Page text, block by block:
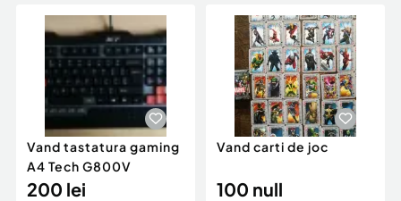
Servicii
Animale de companie
Afaceri și echipamente profesionale
Inchiriere Bunuri si Vehicule
Utilaje agricole si industriale
Piese auto si accesorii
Dacia Duster
Vand tastatura gaming
A4 Tech G800V
200 lei
Vand carti de joc
100 null